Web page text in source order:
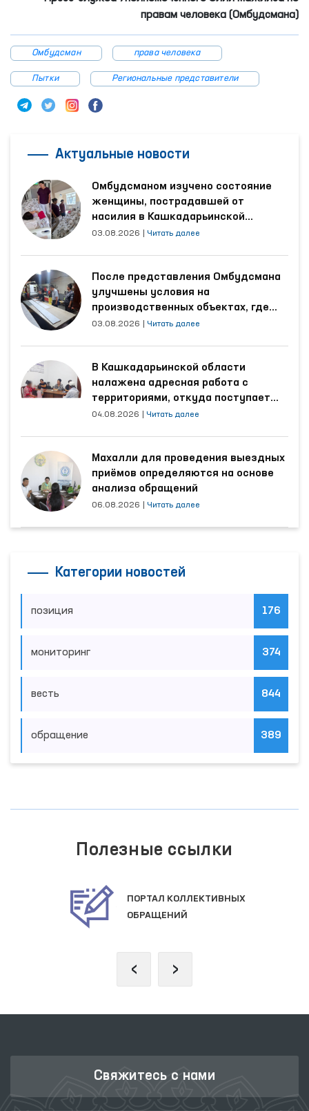
правам человека (Омбудсмана)
Омбудсман права человека
Пытки Региональные представители
Актуальные новости
Омбудсманом изучено состояние
женщины, пострадавшей от
насилия в Кашкадарьинской
области
03.08.2026 Читать далее
После представления Омбудсмана
улучшены условия на
производственных объектах, где
трудятся осуждённые
03.08.2026 Читать далее
В Кашкадарьинской области
налажена адресная работа с
территориями, откуда поступает
наибольшее количество обращений
04.08.2026 Читать далее
Махалли для проведения выездных
приёмов определяются на основе
анализа обращений
06.08.2026 Читать далее
Категории новостей
позиция 176
мониторинг 374
весть 844
обращение 389
Полезные ссылки
ПОРТАЛ КОЛЛЕКТИВНЫХ
ОБРАЩЕНИЙ
‹ ›
Свяжитесь с нами